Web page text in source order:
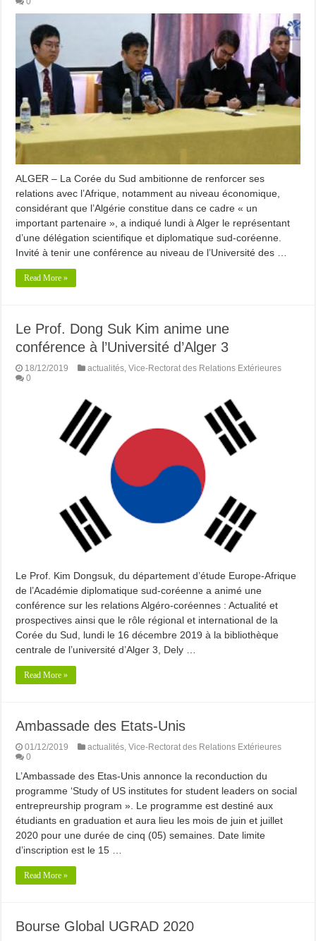
ALGER – La Corée du Sud ambitionne de renforcer ses
relations avec l’Afrique, notamment au niveau économique,
considérant que l’Algérie constitue dans ce cadre « un
important partenaire », a indiqué lundi à Alger le représentant
d’une délégation scientifique et diplomatique sud-coréenne.
Invité à tenir une conférence au niveau de l’Université des …
Read More »
Le Prof. Dong Suk Kim anime une
conférence à l’Université d’Alger 3
18/12/2019 actualités,Vice-Rectorat des Relations Extérieures
0
Le Prof. Kim Dongsuk, du département d’étude Europe-Afrique
de l’Académie diplomatique sud-coréenne a animé une
conférence sur les relations Algéro-coréennes : Actualité et
prospectives ainsi que le rôle régional et international de la
Corée du Sud, lundi le 16 décembre 2019 à la bibliothèque
centrale de l’université d’Alger 3, Dely …
Read More »
Ambassade des Etats-Unis
01/12/2019 actualités ,Vice-Rectorat des Relations Extérieures
0
L’Ambassade des Etas-Unis annonce la reconduction du
programme ‘Study of US institutes for student leaders on social
entrepreurship program ». Le programme est destiné aux
étudiants en graduation et aura lieu les mois de juin et juillet
2020 pour une durée de cinq (05) semaines. Date limite
d’inscription est le 15 …
Read More »
Bourse Global UGRAD 2020